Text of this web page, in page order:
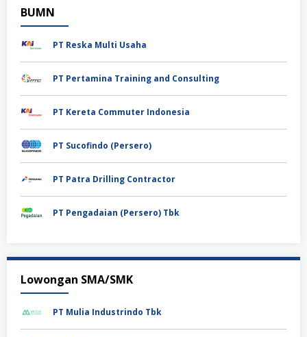
BUMN
PT Reska Multi Usaha
PT Pertamina Training and Consulting
PT Kereta Commuter Indonesia
PT Sucofindo (Persero)
PT Patra Drilling Contractor
PT Pengadaian (Persero) Tbk
Lowongan SMA/SMK
PT Mulia Industrindo Tbk